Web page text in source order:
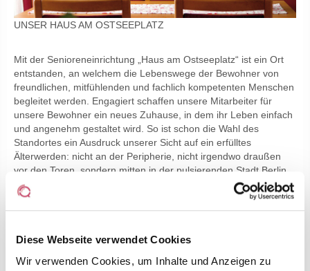
Diese Webseite verwendet Cookies
Wir verwenden Cookies, um Inhalte und Anzeigen zu
UNSER HAUS AM OSTSEEPLATZ
Mit der Senioreneinrichtung „Haus am Ostseeplatz“ ist ein Ort
entstanden, an welchem die Lebenswege der Bewohner von
freundlichen, mitfühlenden und fachlich kompetenten Menschen
begleitet werden. Engagiert schaffen unsere Mitarbeiter für
unsere Bewohner ein neues Zuhause, in dem ihr Leben einfach
und angenehm gestaltet wird. So ist schon die Wahl des
Standortes ein Ausdruck unserer Sicht auf ein erfülltes
Älterwerden: nicht an der Peripherie, nicht irgendwo draußen
vor den Toren, sondern mitten in der pulsierenden Stadt Berlin.
Kurze Wege zum Einkaufen bietet unser Haus und vom grünen
Dachgarten oder aus den Fenstern einen grandiosen Blick auf
den Trubel der Großstadt. So sind unsere Bewohner mittendrin